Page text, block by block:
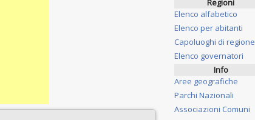
Regioni
Elenco alfabetico
Elenco per abitanti
Capoluoghi di regione
Elenco governatori
Info
Aree geografiche
Parchi Nazionali
Associazioni Comuni